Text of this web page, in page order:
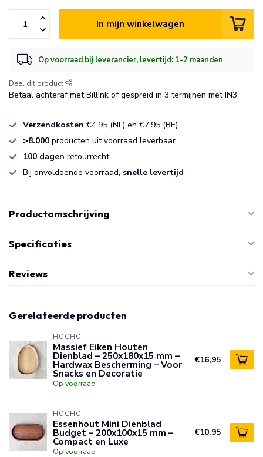
In mijn winkelwagen
Op voorraad bij leverancier, levertijd: 1-2 maanden
Deel dit product
Betaal achteraf met Billink of gespreid in 3 termijnen met IN3
Verzendkosten €4,95 (NL) en €7,95 (BE)
>8.000 producten uit voorraad leverbaar
100 dagen retourrecht
Bij onvoldoende voorraad, snelle levertijd
Productomschrijving
Specificaties
Reviews
Gerelateerde producten
HOCHO
Massief Eiken Houten
Dienblad – 250x180x15 mm –
Hardwax Bescherming – Voor
Snacks en Decoratie
Op voorraad
€16,95
HOCHO
Essenhout Mini Dienblad
Budget – 200x100x15 mm –
Compact en Luxe
Op voorraad
€10,95